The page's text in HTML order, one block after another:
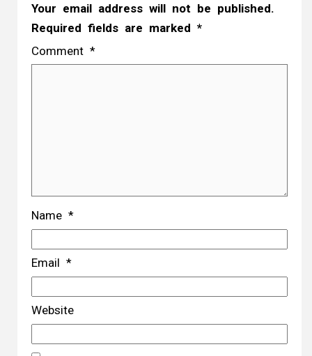
Your email address will not be published.
Required fields are marked *
Comment *
Name *
Email *
Website